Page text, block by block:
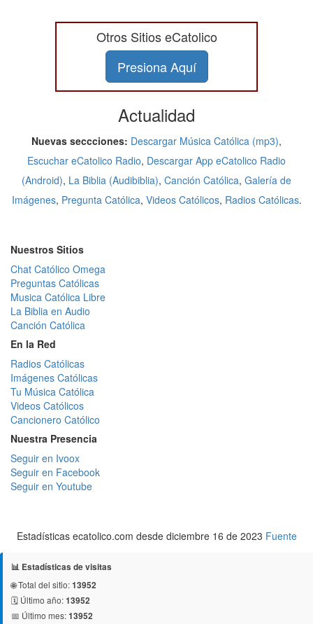
Otros Sitios eCatolico
Presiona Aquí
Actualidad
Nuevas seccciones: Descargar Música Católica (mp3),
Escuchar eCatolico Radio, Descargar App eCatolico Radio
(Android), La Biblia (Audibiblia), Canción Católica, Galería de
Imágenes, Pregunta Católica, Videos Católicos, Radios Católicas.
Nuestros Sitios
Chat Católico Omega
Preguntas Católicas
Musica Católica Libre
La Biblia en Audio
Canción Católica
En la Red
Radios Católicas
Imágenes Católicas
Tu Música Católica
Videos Católicos
Cancionero Católico
Nuestra Presencia
Seguir en Ivoox
Seguir en Facebook
Seguir en Youtube
Estadísticas ecatolico.com desde diciembre 16 de 2023 Fuente
📊 Estadísticas de visitas
🌐 Total del sitio:13952
🗓️ Último año:13952
📅 Último mes:13952